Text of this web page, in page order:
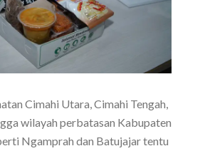
Cimahi Utara, Cimahi Tengah,
wilayah perbatasan Kabupaten
Ngamprah dan Batujajar tentu